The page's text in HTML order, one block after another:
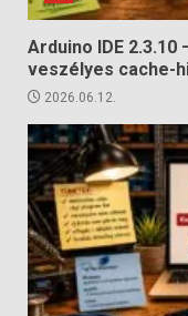
Arduino IDE
veszélyes cache-
2026.06.12.